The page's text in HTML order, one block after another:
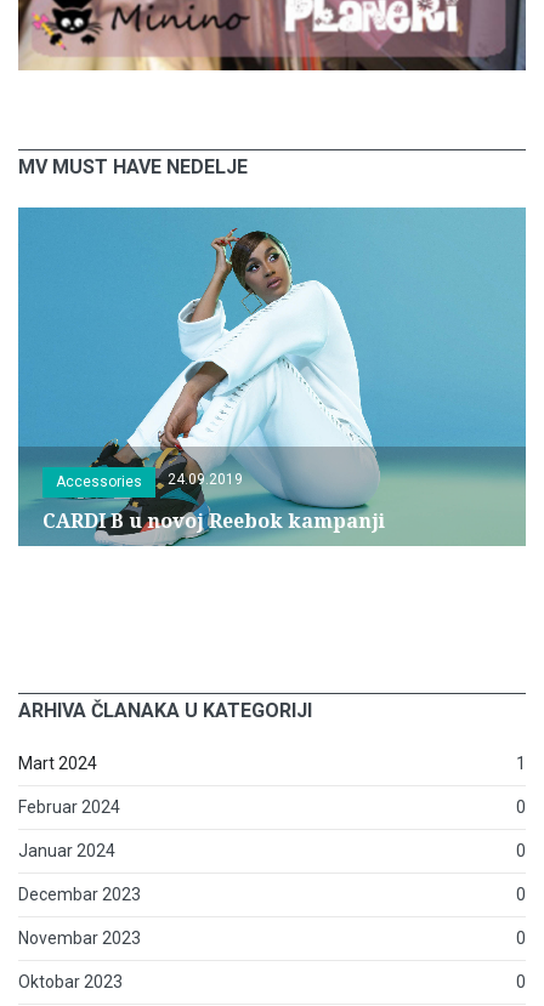
MV MUST HAVE NEDELJE
Accessories 24.09.2019
CARDI B u novoj Reebok kampanji
ARHIVA ČLANAKA U KATEGORIJI
Mart 2024 1
Februar 2024 0
Januar 2024 0
Decembar 2023 0
Novembar 2023 0
Oktobar 2023 0